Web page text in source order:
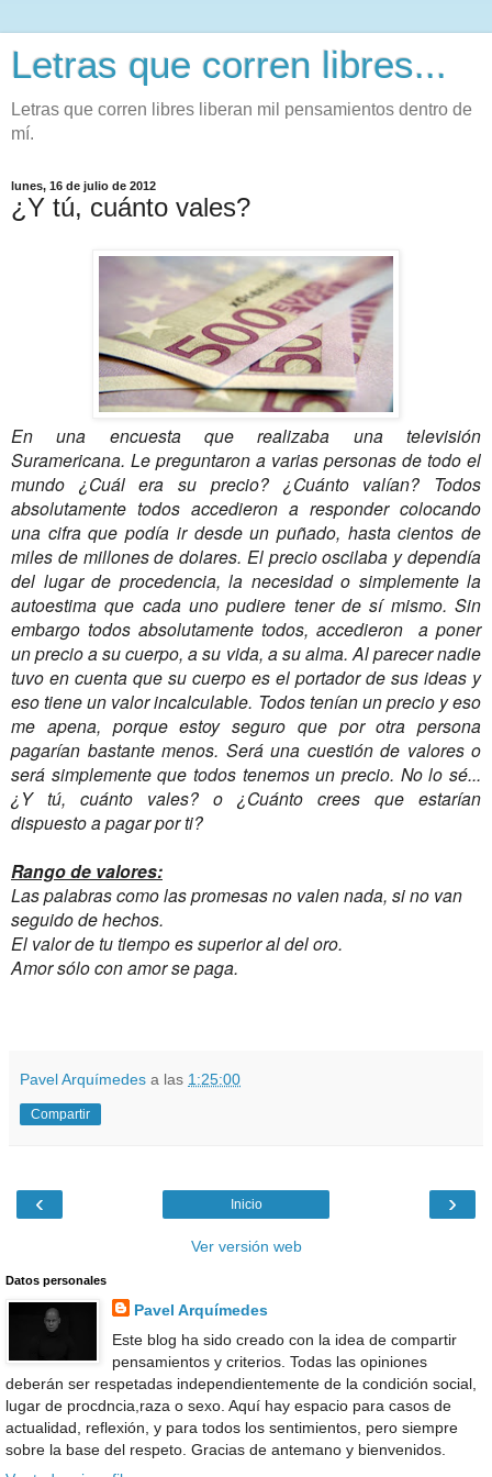
Letras que corren libres...
Letras que corren libres liberan mil pensamientos dentro de
mí.
lunes, 16 de julio de 2012
¿Y tú, cuánto vales?
En una encuesta que realizaba una televisión
Suramericana. Le preguntaron a varias personas de todo el
mundo ¿Cuál era su precio? ¿Cuánto valían? Todos
absolutamente todos accedieron a responder colocando
una cifra que podía ir desde un puñado, hasta cientos de
miles de millones de dolares. El precio oscilaba y dependía
del lugar de procedencia, la necesidad o simplemente la
autoestima que cada uno pudiere tener de sí mismo. Sin
embargo todos absolutamente todos, accedieron a poner
un precio a su cuerpo, a su vida, a su alma. Al parecer nadie
tuvo en cuenta que su cuerpo es el portador de sus ideas y
eso tiene un valor incalculable. Todos tenían un precio y eso
me apena, porque estoy seguro que por otra persona
pagarían bastante menos. Será una cuestión de valores o
será simplemente que todos tenemos un precio. No lo sé...
¿Y tú, cuánto vales? o ¿Cuánto crees que estarían
dispuesto a pagar por ti?
Rango de valores:
Las palabras como las promesas no valen nada, si no van
seguido de hechos.
El valor de tu tiempo es superior al del oro.
Amor sólo con amor se paga.
Pavel Arquímedes a las 1:25:00
Compartir
‹ ›
Inicio
Ver versión web
Datos personales
Pavel Arquímedes
Este blog ha sido creado con la idea de compartir
pensamientos y criterios. Todas las opiniones
deberán ser respetadas independientemente de la condición social,
lugar de procdncia,raza o sexo. Aquí hay espacio para casos de
actualidad, reflexión, y para todos los sentimientos, pero siempre
sobre la base del respeto. Gracias de antemano y bienvenidos.